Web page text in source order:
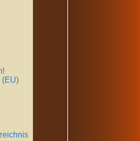
(EU)